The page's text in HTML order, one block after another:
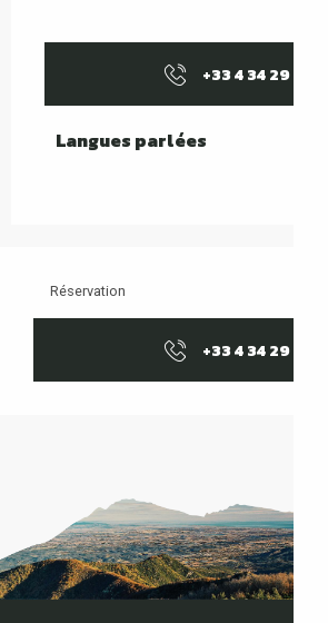
+33 4 34 29 11
Langues parlées
Langues parlées
Réservation
+33 4 34 29 11